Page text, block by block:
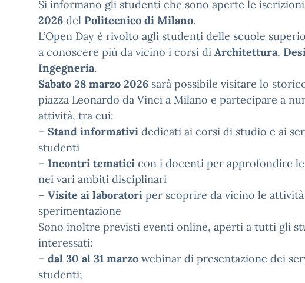
Si informano gli studenti che sono aperte le iscrizioni
2026 del Politecnico di Milano.
L’Open Day è rivolto agli studenti delle scuole
a conoscere più da vicino i corsi di Architettura,
Ingegneria.
Sabato 28 marzo 2026 sarà possibile visitare lo
piazza Leonardo da Vinci a Milano e partecipare a
attività, tra cui:
– Stand informativi dedicati ai corsi di studio e ai
studenti
– Incontri tematici con i docenti per approfondire
nei vari ambiti disciplinari
– Visite ai laboratori per scoprire da vicino le
sperimentazione
Sono inoltre previsti eventi online, aperti a tutti gli
interessati:
– dal 30 al 31 marzo webinar di presentazione dei
studenti;